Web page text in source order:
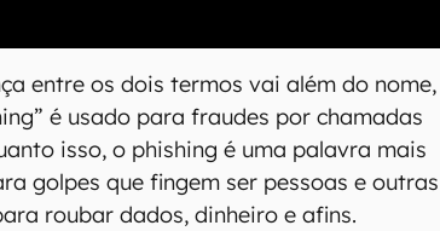
entre os dois termos vai além do nome,
é usado para fraudes por chamadas
isso, o phishing é uma palavra mais
golpes que fingem ser pessoas e outras
roubar dados, dinheiro e afins.